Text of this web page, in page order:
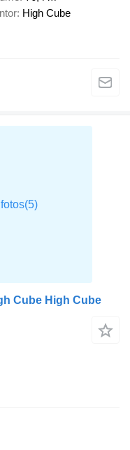
High Cube
Cube High Cube